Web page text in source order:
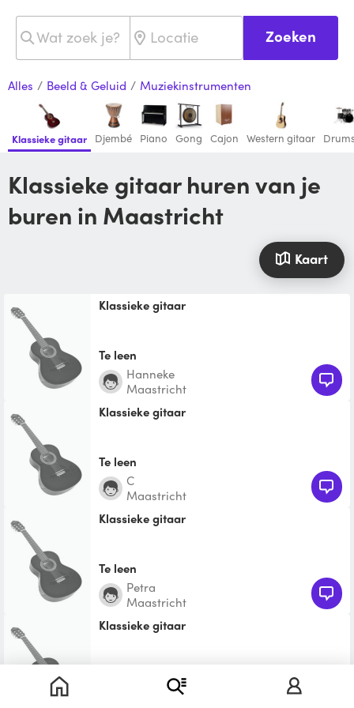
Zoeken
Alles / Beeld & Geluid / Muziekinstrumenten
Klassieke gitaar Djembé Piano Gong Cajon Western gitaar
Klassieke gitaar huren van je
buren in Maastricht
Kaart
Klassieke gitaar
Te leen
hanneke
Maastricht
Klassieke gitaar
Te leen
C
Maastricht
Klassieke gitaar
Te leen
Petra
Maastricht
Klassieke gitaar